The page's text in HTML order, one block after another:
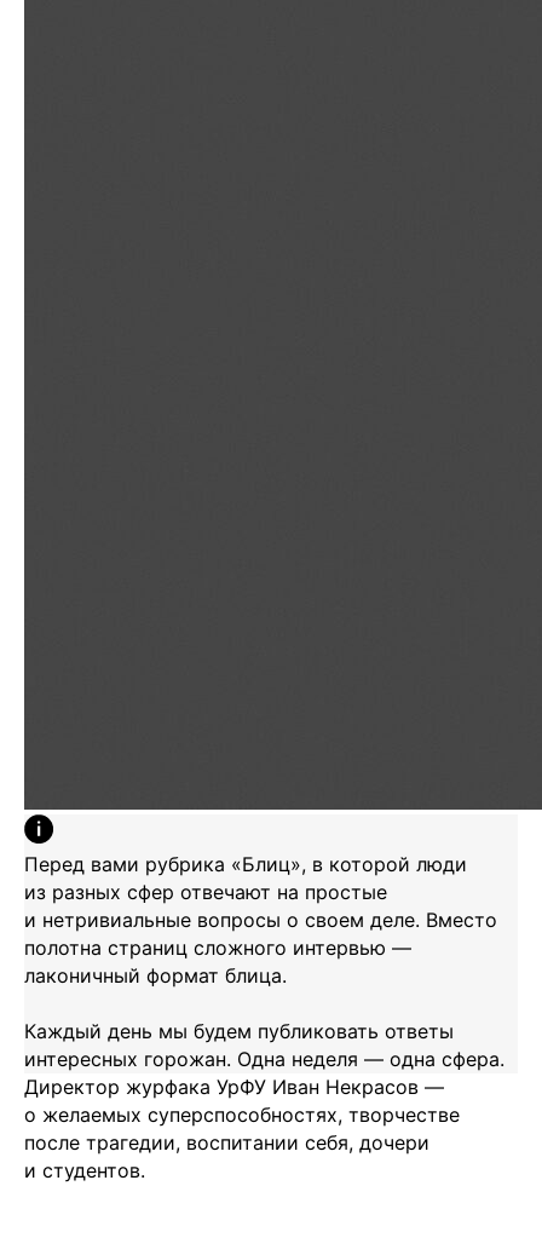
Перед вами рубрика «Блиц», в которой люди
из разных сфер отвечают на простые
и нетривиальные вопросы о своем деле. Вместо
полотна страниц сложного интервью —
лаконичный формат блица.
Каждый день мы будем публиковать ответы
интересных горожан. Одна неделя — одна сфера.
Директор журфака УрФУ Иван Некрасов —
о желаемых суперспособностях, творчестве
после трагедии, воспитании себя, дочери
и студентов.